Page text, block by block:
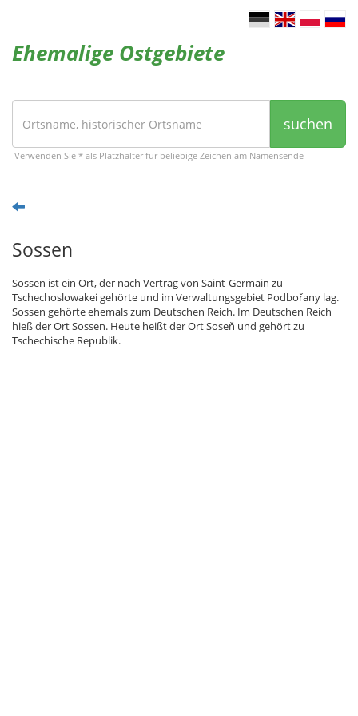
Ehemalige Ostgebiete
suchen
Verwenden Sie * als Platzhalter für beliebige Zeichen am Namensende
Sossen
Sossen ist ein Ort, der nach Vertrag von Saint-Germain zu
Tschechoslowakei gehörte und im Verwaltungsgebiet Podbořany lag.
Sossen gehörte ehemals zum Deutschen Reich. Im Deutschen Reich
hieß der Ort Sossen. Heute heißt der Ort Soseň und gehört zu
Tschechische Republik.